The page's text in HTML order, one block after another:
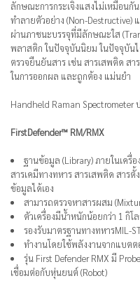
ลักษณะการกระเจิงแสงไม่เหมือนกั
ทำลายตัวอย่าง (Non-Destructive)
ผ่านภาชนะบรรจุที่มีลักษณะใส
พลาสติก ในปัจจุบันนิยม ในปัจจุบันไ
ตรวจยืนยันสาร เช่น สารเสพติด สา
ในการออกผล และถูกต้อง แม่นยำ
Handheld Raman Spectrometer
FirstDefender™ RM/RMX
ฐานข้อมูล (Library) ภายในเครื่
สารเคมีทางทหาร สารเสพติด สาร
ข้อมูลได้เอง
สามารถตรวจหาสารผสม
ตัวเครื่องมีน้ำหนักน้อยกว่า 1 กิ
รองรับมาตรฐานทางทหารMIL-
ทำงานโดยใช้พลังงานจากแบต
รุ่น First Defender RMX มี
เชื่อมต่อกับหุ่นยนต์ (Robot)